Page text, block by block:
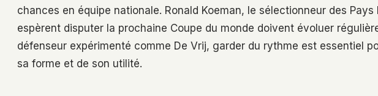
chances en équipe nationale. Ronald Koeman, le sélectionneur des
espèrent disputer la prochaine Coupe du monde doivent évoluer
défenseur expérimenté comme De Vrij, garder du rythme est essentiel
sa forme et de son utilité.